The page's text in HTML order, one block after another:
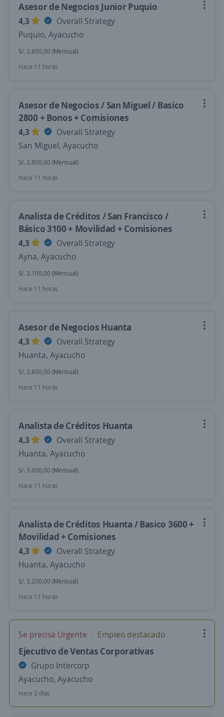
Asesor de Negocios Junior Puquio
4,3
Overall Strategy
Puquio, Ayacucho
S/. 2.800,00 (Mensual)
Hace 11 horas
Asesor de Negocios / San Miguel / Basico
2800 + Bonos + Comisiones
4,3
Overall Strategy
San Miguel, Ayacucho
S/. 2.800,00 (Mensual)
Hace 11 horas
Analista de Créditos / San Francisco /
Básico 3100 + Movilidad + Comisiones
4,3
Overall Strategy
Ayna, Ayacucho
S/. 3.100,00 (Mensual)
Hace 11 horas
Asesor de Negocios Huanta
4,3
Overall Strategy
Huanta, Ayacucho
S/. 2.800,00 (Mensual)
Hace 11 horas
Analista de Créditos Huanta
4,3
Overall Strategy
Huanta, Ayacucho
S/. 3.600,00 (Mensual)
Hace 11 horas
Analista de Créditos Huanta / Basico 3600 +
Movilidad + Comisiones
4,3
Overall Strategy
Huanta, Ayacucho
S/. 3.200,00 (Mensual)
Hace 11 horas
Se precisa Urgente Empleo destacado
Ejecutivo de Ventas Corporativas
Grupo Intercorp
Ayacucho, Ayacucho
Hace 2 días